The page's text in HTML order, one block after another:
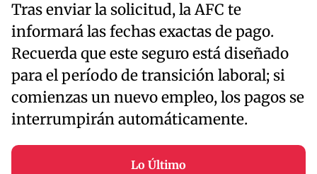
Tras enviar la solicitud, la AFC te
informará las fechas exactas de pago.
Recuerda que este seguro está diseñado
para el período de transición laboral; si
comienzas un nuevo empleo, los pagos se
interrumpirán automáticamente.
Lo Último